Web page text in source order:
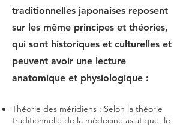
traditionnelles japonaises reposent
sur les même principes et théories,
qui sont historiques et culturelles et
peuvent avoir une lecture
anatomique et physiologique : ​
Théorie des méridiens : Selon la théorie
traditionnelle de la médecine asiatique, le